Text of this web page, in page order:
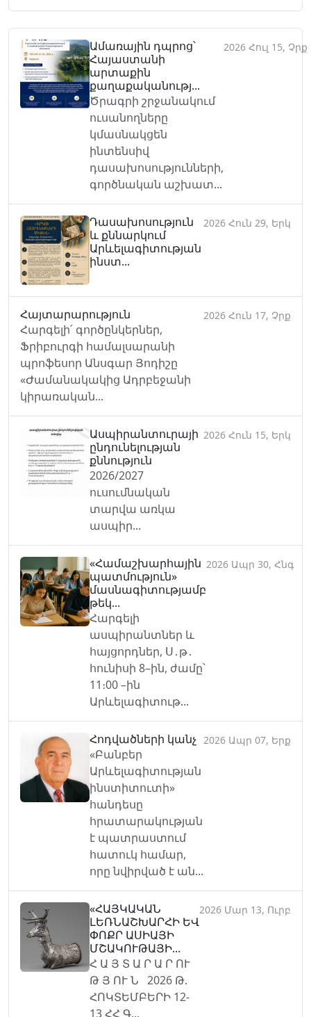
Ամառային դպրոց՝
Հայաստանի
արտաքին
քաղաքականությ...
Ծրագրի շրջանակում
ուսանողները
կմասնակցեն
ինտենսիվ
դասախոսությունների,
գործնական աշխատ...
2026 Հուլ 15, Չրք
Դասախոսություն
և քննարկում
Արևելագիտության
ինստ...
2026 Հուն 29, Երկ
Հայտարարություն
Հարգելի՛ գործընկերներ,
Ֆրիբուրգի համալսարանի
պրոֆեսոր Անսգար Յոդիշը
«Ժամանակակից Ադրբեջանի
կիրառական...
2026 Հուն 17, Չրք
Ասպիրանտուրայի
ընդունելության
քննություն
2026/2027
ուսումնական
տարվա առկա
ասպիր...
2026 Հուն 15, Երկ
«Համաշխարհային
պատմություն»
մասնագիտությամբ
թեկ...
Հարգելի
ասպիրանտներ և
հայցորդներ, Ս․թ․
հունիսի 8–ին, ժամը՝
11։00 –ին
Արևելագիտութ...
2026 Ապր 30, Հնգ
Հոդվածների կանչ
«Բանբեր
Արևելագիտության
ինստիտուտի»
հանդեսը
հրատարակության
է պատրաստում
հատուկ համար,
որը նվիրված է ան...
2026 Ապր 07, Երք
«ՀԱՅԿԱԿԱՆ
ԼԵՌՆԱՇԽԱՐՀԻ ԵՎ
ՓՈՔՐ ԱՍԻԱՅԻ
ՄՇԱԿՈՒԹԱՅԻ...
Հ Ա Յ Տ Ա Ր Ա Ր ՈՒ
Թ Յ ՈՒ Ն 2026 Թ.
ՀՈԿՏԵՄԲԵՐԻ 12-
13 ՀՀ Գ...
2026 Մար 13, Ուրբ